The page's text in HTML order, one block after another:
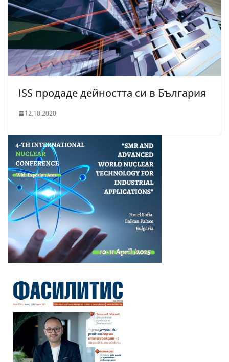
ISS продаде дейността си в България
12.10.2020